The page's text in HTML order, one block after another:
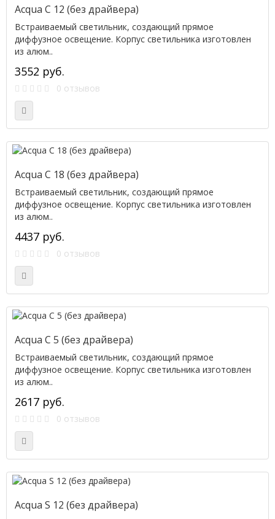
Acqua C 12 (без драйвера)
Встраиваемый светильник, создающий прямое
диффузное освещение. Корпус светильника изготовлен
из алюм..
3552 руб.
0 отзывов
Acqua C 18 (без драйвера)
Встраиваемый светильник, создающий прямое
диффузное освещение. Корпус светильника изготовлен
из алюм..
4437 руб.
0 отзывов
Acqua C 5 (без драйвера)
Встраиваемый светильник, создающий прямое
диффузное освещение. Корпус светильника изготовлен
из алюм..
2617 руб.
0 отзывов
Acqua S 12 (без драйвера)